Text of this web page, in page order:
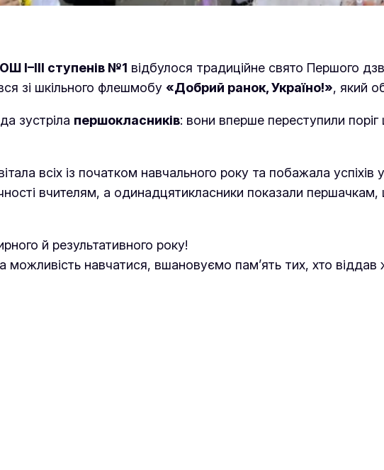
І–ІІІ ступенів №1 відбулося традиційне свято Першого
зі шкільного флешмобу «Добрий ранок, Україно!», який
зустріла першокласників: вони вперше переступили
всіх із початком навчального року та побажала успіхів
вчителям, а одинадцятикласники показали
й результативного року!
навчатися, вшановуємо пам’ять тих, хто віддав